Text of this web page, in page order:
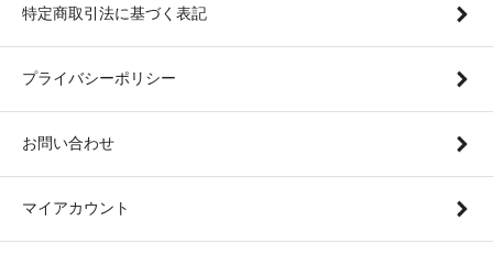
特定商取引法に基づく表記
プライバシーポリシー
お問い合わせ
マイアカウント